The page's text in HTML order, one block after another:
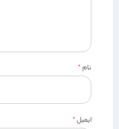
نام*
ایمیل*